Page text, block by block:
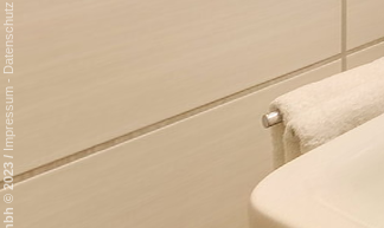
/
Impressum
-
Datenschutz